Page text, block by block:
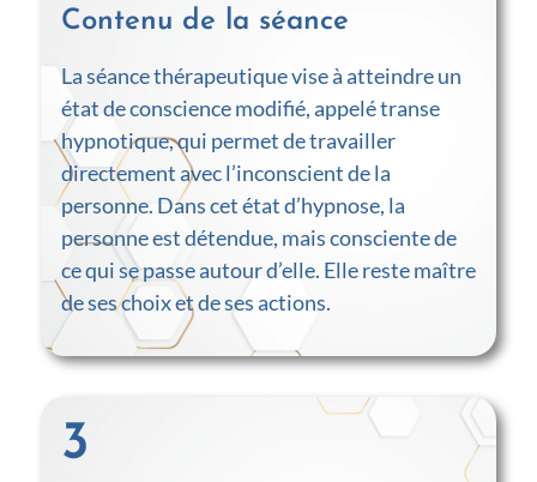
Contenu de la séance
La séance thérapeutique vise à atteindre un
état de conscience modifié, appelé transe
hypnotique, qui permet de travailler
directement avec l’inconscient de la
personne. Dans cet état d’hypnose, la
personne est détendue, mais consciente de
ce qui se passe autour d’elle. Elle reste maître
de ses choix et de ses actions.
3